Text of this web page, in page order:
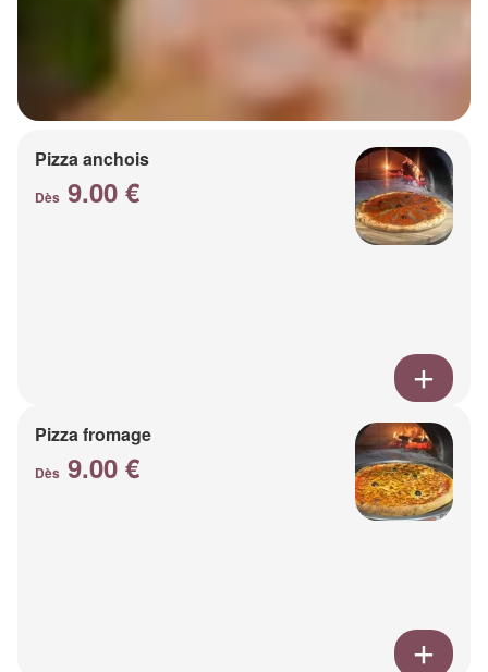
Pizza anchois
Dès 9.00 €
Pizza fromage
Dès 9.00 €